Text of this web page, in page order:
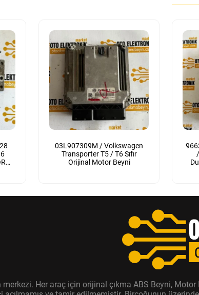
03L907309M / Volkswagen
Transporter T5 / T6 Sıfır
Orijinal Motor Beyni
Her araç için orijinal çıkma ABS Beyni,